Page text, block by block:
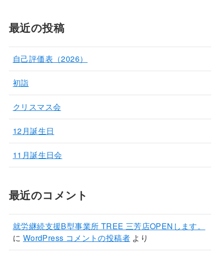
最近の投稿
自己評価表（2026）
初詣
クリスマス会
12月誕生日
11月誕生日会
最近のコメント
就労継続支援B型事業所 TREE 三芳店OPENします。
に WordPress コメントの投稿者より